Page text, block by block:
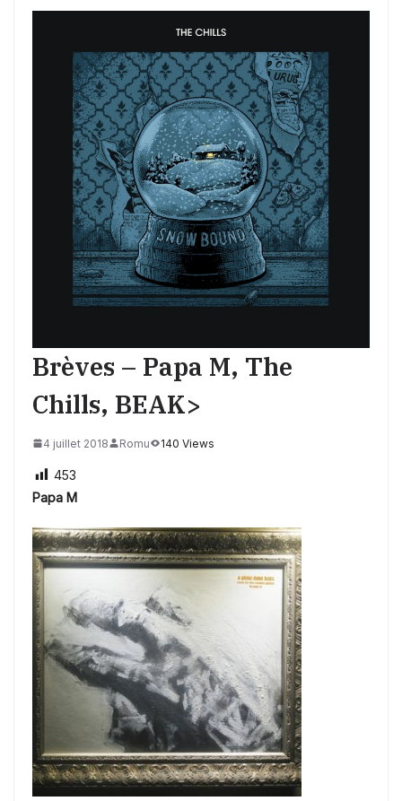
Brèves – Papa M, The
Chills, BEAK>
4 juillet 2018 Romu 140 Views
453
Papa M